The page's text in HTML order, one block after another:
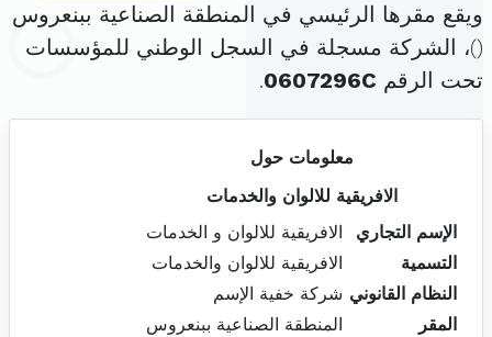
ويقع مقرها الرئيسي في المنطقة الصناعية ببنعروس
()، الشركة مسجلة في السجل الوطني للمؤسسات
تحت الرقم 0607296C
.
معلومات حول
الافريقية للالوان والخدمات
الإسم التجاري
الافريقية للالوان و الخدمات
التسمية
الافريقية للالوان والخدمات
النظام القانوني شركة خفية الإسم
المقر
المنطقة الصناعية ببنعروس